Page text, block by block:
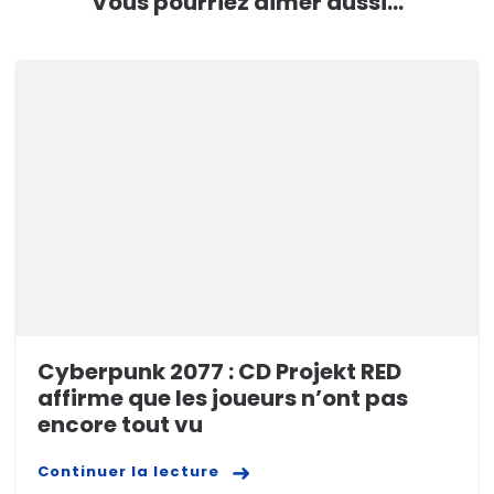
Cyberpunk 2077 : CD Projekt RED
affirme que les joueurs n’ont pas
encore tout vu
Continuer la lecture